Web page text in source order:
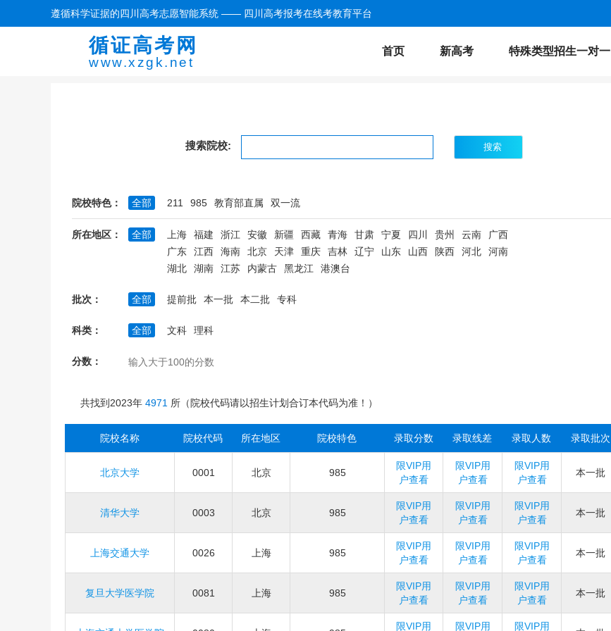
遵循科学证据的四川高考志愿智能系统 —— 四川高考报考在线考教育平台
循证高考网
www.xzgk.net
特殊类型招生一对一
新高考
首页
搜索院校: 搜索
院校特色： 全部 211 985 教育部直属 双一流
所在地区： 全部 上海 福建 浙江 安徽 新疆 西藏 青海 甘肃 宁夏 四川 贵州 云南
广西
广东
江西 海南 北京 天津 重庆 吉林 辽宁 山东 山西 陕西 河北
河南
湖北
湖南 江苏 内蒙古 黑龙江 港澳台
批次： 全部 提前批 本一批 本二批 专科
科类： 全部 文科 理科
分数：
共找到2023年 4971 所（院校代码请以招生计划合订本代码为准！）
院校名称 院校代码 所在地区 院校特色 录取分数 录取线差 录取人数 录取批次
北京大学 0001 北京 985
限VIP用
户查看
限VIP用
户查看
限VIP用
户查看
本一批
清华大学 0003 北京 985
限VIP用
户查看
限VIP用
户查看
限VIP用
户查看
本一批
上海交通大学 0026 上海 985
限VIP用
户查看
限VIP用
户查看
限VIP用
户查看
本一批
复旦大学医学院 0081 上海 985
限VIP用
户查看
限VIP用
户查看
限VIP用
户查看
本一批
限VIP用 限VIP用 限VIP用